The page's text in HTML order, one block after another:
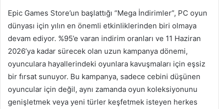
Epic Games Store’un başlattığı “Mega İndirimler”, PC oyun
dünyası için yılın en önemli etkinliklerinden biri olmaya
devam ediyor. %95’e varan indirim oranları ve 11 Haziran
2026’ya kadar sürecek olan uzun kampanya dönemi,
oyunculara hayallerindeki oyunlara kavuşmaları için eşsiz
bir fırsat sunuyor. Bu kampanya, sadece cebini düşünen
oyuncular için değil, aynı zamanda oyun koleksiyonunu
genişletmek veya yeni türler keşfetmek isteyen herkes